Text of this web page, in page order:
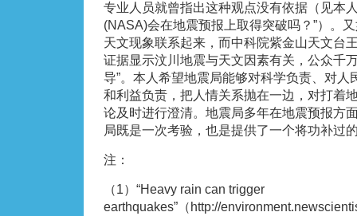
专业人员就曾指出这种观点没有依据（见本
(NASA)会在地震预报上取得突破吗？”）。
天文现象联系起来，而中科院紫金山天文台
证据显示汶川地震与天文因素有关，公众千
导”。本人希望地震局能够对科学负责、对人
和利益负责，把人情关系抛在一边，对打着
论及时进行澄清。地震局多年在地震预报方
局既是一次考验，也是提供了一个将功补过
注：
（1）“Heavy rain can trigger
earthquakes”（http://